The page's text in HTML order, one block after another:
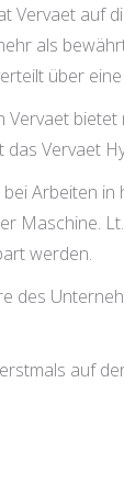
Vervaet auf
als
über
Vervaet
Vervaet
Arbeiten
Maschine.
werden.
des
auf